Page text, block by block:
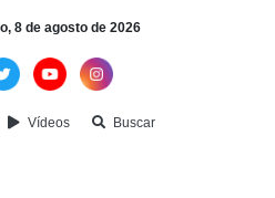
8 de agosto de 2026
Vídeos Buscar